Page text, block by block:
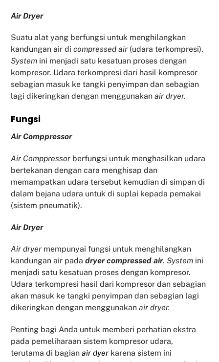
Air Dryer
Suatu alat yang berfungsi untuk menghilangkan
kandungan air dicompressed air (udara terkompresi).
System ini menjadi satu kesatuan proses dengan
kompresor. Udara terkompresi dari hasil kompresor
sebagian masuk ke tangki penyimpan dan sebagian
lagi dikeringkan dengan menggunakan air dryer.
Fungsi
Air Comppressor
Air Comppressor berfungsi untuk menghasilkan udara
bertekanan dengan cara menghisap dan
memampatkan udara tersebut kemudian di simpan di
dalam bejana udara untuk di suplai kepada pemakai
(sistem pneumatik).
Air Dryer
Air dryer mempunyai fungsi untuk menghilangkan
kandungan air padadryer compressed air.System ini
menjadi satu kesatuan proses dengan kompresor.
Udara terkompresi hasil dari kompresor dan sebagian
akan masuk ke tangki penyimpan dan sebagian lagi
dikeringkan dengan menggunakanair dryer.
Penting bagi Anda untuk memberi perhatian ekstra
pada pemeliharaan sistem kompresor udara,
terutama di bagianair dyer karena sistem ini